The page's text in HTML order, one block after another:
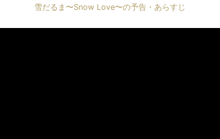
雪だるま〜Snow Love〜の予告・あらすじ